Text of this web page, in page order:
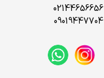
02144656656
09019447704